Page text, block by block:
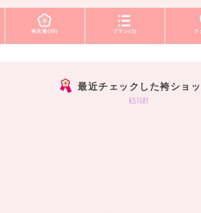
袴衣装(50) プラン(2) ア
最近チェックした袴ショ
history